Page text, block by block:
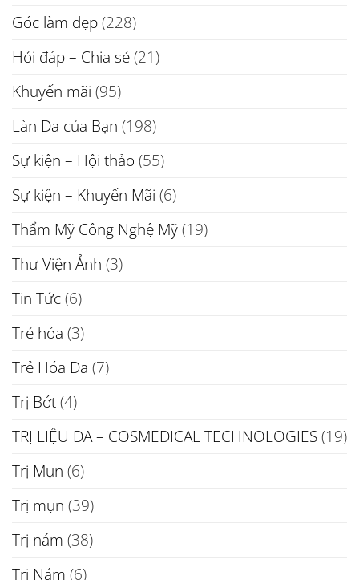
Góc làm đẹp(228)
Hỏi đáp – Chia sẻ(21)
Khuyến mãi (95)
Làn Da của Bạn (198)
Sự kiện – Hội thảo (55)
Sự kiện – Khuyến Mãi (6)
Thẩm Mỹ Công Nghệ Mỹ(19)
Thư Viện Ảnh (3)
Tin Tức(6)
Trẻ hóa (3)
Trẻ Hóa Da (7)
Trị Bớt(4)
TRỊ LIỆU DA – COSMEDICAL TECHNOLOGIES(19)
Trị Mụn (6)
Trị mụn (39)
Trị nám (38)
Trị Nám (6)